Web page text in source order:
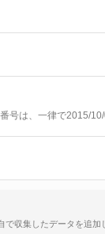
は、一律で2015/10/
で収集したデータを追加